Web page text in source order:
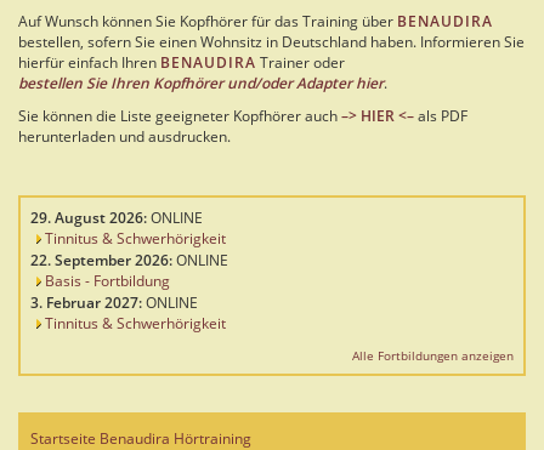
Auf Wunsch können Sie Kopfhörer für das Training über BENAUDIRA
bestellen, sofern Sie einen Wohnsitz in Deutschland haben. Informieren Sie
hierfür einfach Ihren BENAUDIRA Trainer oder
bestellen Sie Ihren Kopfhörer und/oder Adapter hier.
Sie können die Liste geeigneter Kopfhörer auch–> HIER <–als PDF
herunterladen und ausdrucken.
29. August 2026:ONLINE
Tinnitus & Schwerhörigkeit
22. September 2026:ONLINE
Basis - Fortbildung
3. Februar 2027:ONLINE
Tinnitus & Schwerhörigkeit
Alle Fortbildungen anzeigen
Startseite Benaudira Hörtraining